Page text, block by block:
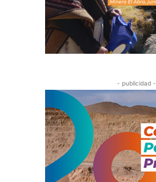
- publicidad -